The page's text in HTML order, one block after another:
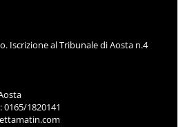
Iscrizione al Tribunale di Aosta n.4
0165/1820141